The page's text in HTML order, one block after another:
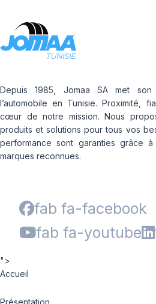
Depuis 1985, Jomaa SA met
l’automobile en Tunisie. Proximité,
cœur de notre mission. Nous
produits et solutions pour tous vos
performance sont garanties grâce
marques reconnues.
fab fa-facebook
fab fa-youtube
">
Accueil
Présentation